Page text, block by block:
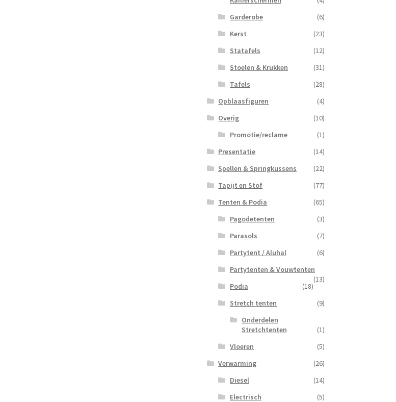
Garderobe
(6)
Kerst
(23)
Statafels
(12)
Stoelen & Krukken
(31)
Tafels
(28)
Opblaasfiguren
(4)
Overig
(10)
Promotie/reclame
(1)
Presentatie
(14)
Spellen & Springkussens
(22)
Tapijt en Stof
(77)
Tenten & Podia
(65)
Pagodetenten
(3)
Parasols
(7)
Partytent / Aluhal
(6)
Partytenten & Vouwtenten
(13)
Podia
(18)
Stretch tenten
(9)
Onderdelen
Stretchtenten
(1)
Vloeren
(5)
Verwarming
(26)
Diesel
(14)
Electrisch
(5)